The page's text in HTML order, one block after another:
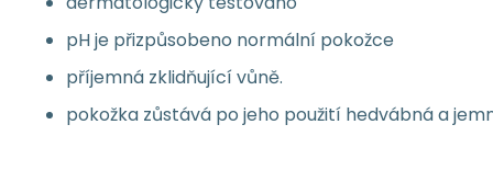
pH je přizpůsobeno normální pokožce
příjemná zklidňující vůně.
pokožka zůstává po jeho použití hedvábná a